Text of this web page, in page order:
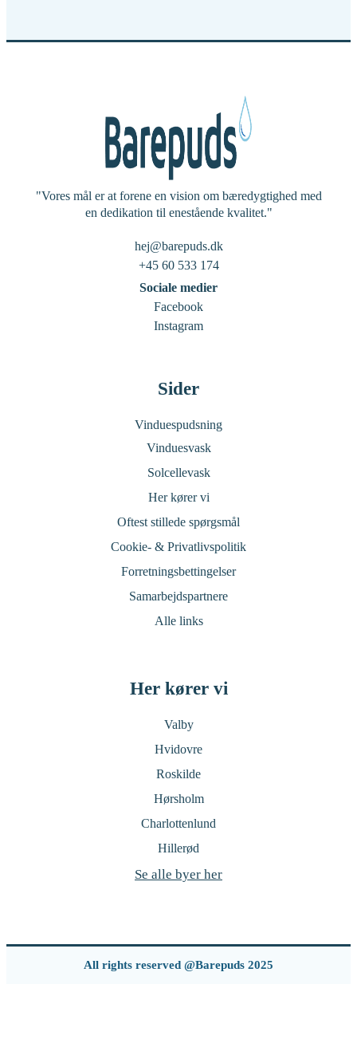
"Vores mål er at forene en vision om bæredygtighed med
en dedikation til enestående kvalitet."
hej@barepuds.dk
+45 60 533 174
Sociale medier
Facebook
Instagram
Sider
Vinduespudsning
Vinduesvask
Solcellevask
Her kører vi
Oftest stillede spørgsmål
Cookie- & Privatlivspolitik
Forretningsbettingelser
Samarbejdspartnere
Alle links
Her kører vi
Valby
Hvidovre
Roskilde
Hørsholm
Charlottenlund
Hillerød
Se alle byer her
All rights reserved @Barepuds 2025